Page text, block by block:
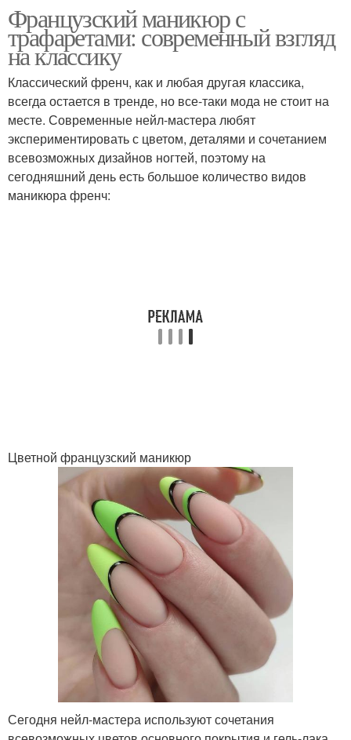
Домашний маникюр Маникюр для ногтей
Маникюр с френчом Однотонный маникюр
Маникюр с дизайном
Французский маникюр с
трафаретами: современный взгляд
на классику
Классический френч, как и любая другая классика,
всегда остается в тренде, но все-таки мода не стоит на
месте. Современные нейл-мастера любят
экспериментировать с цветом, деталями и сочетанием
всевозможных дизайнов ногтей, поэтому на
сегодняшний день есть большое количество видов
маникюра френч:
Цветной французский маникюр
Сегодня нейл-мастера используют сочетания